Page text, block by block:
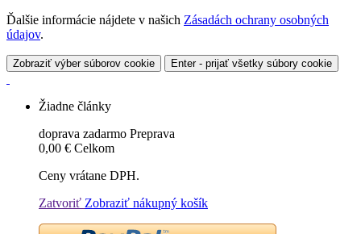
Ďalšie informácie nájdete v našich Zásadách ochrany osobných
údajov.
Zobraziť výber súborov cookie Enter - prijať všetky súbory cookie
Žiadne články
doprava zadarmo Preprava
0,00 € Celkom
Ceny vrátane DPH.
Zatvoriť Zobraziť nákupný košík